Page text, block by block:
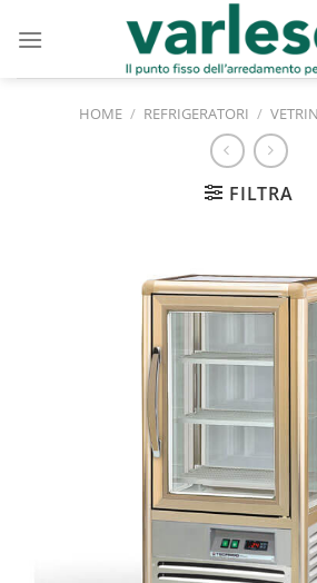
HOME / REFRIGERATORI /
FILTRA